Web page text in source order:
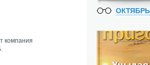
компания
ОКТЯБРЬ